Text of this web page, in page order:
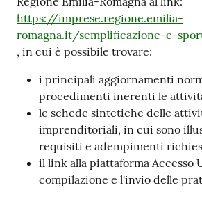
https://imprese.regione.emilia-
romagna.it/semplificazione-e-
, in cui è possibile trovare:
i principali aggiornamenti
procedimenti inerenti le
le schede sintetiche delle
imprenditoriali, in cui sono
requisiti e adempimenti
il link alla piattaforma Accesso
compilazione e l'invio delle